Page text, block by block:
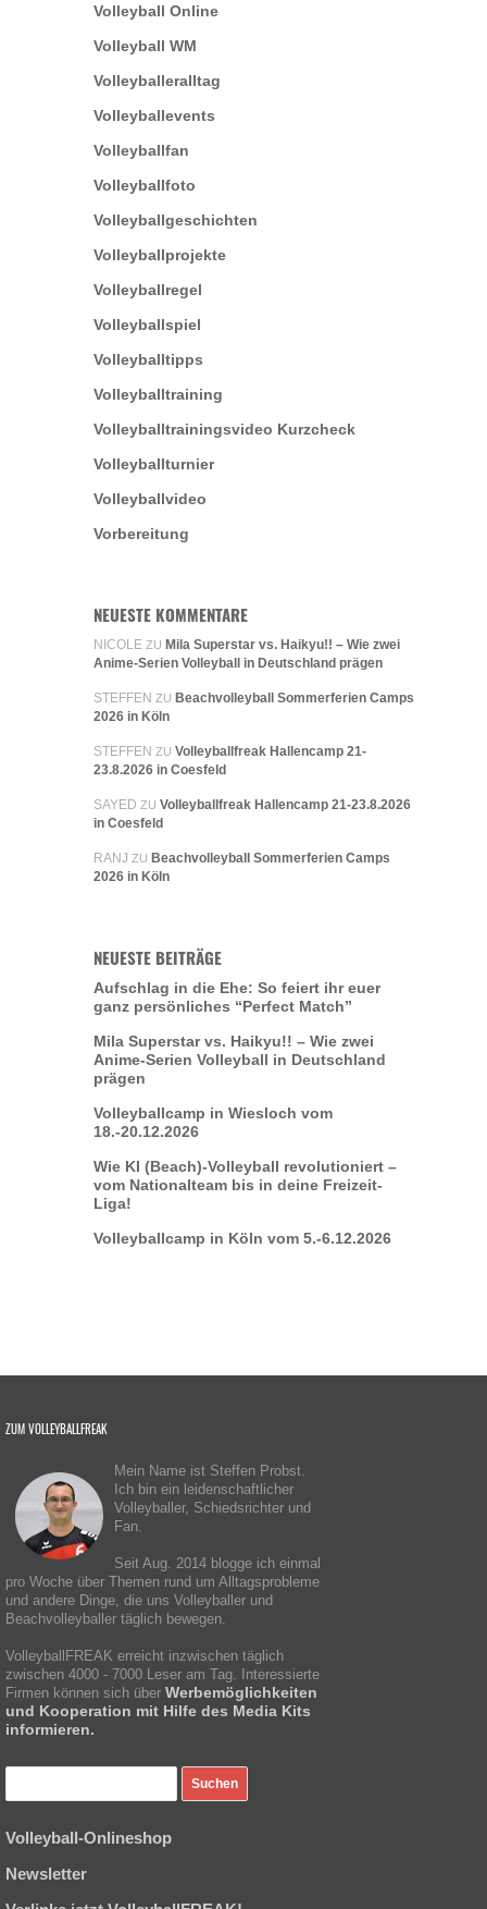
Volleyball Online
Volleyball WM
Volleyballeralltag
Volleyballevents
Volleyballfan
Volleyballfoto
Volleyballgeschichten
Volleyballprojekte
Volleyballregel
Volleyballspiel
Volleyballtipps
Volleyballtraining
Volleyballtrainingsvideo Kurzcheck
Volleyballturnier
Volleyballvideo
Vorbereitung
NEUESTE KOMMENTARE
NICOLE ZU Mila Superstar vs. Haikyu!! – Wie zwei
Anime-Serien Volleyball in Deutschland prägen
STEFFEN ZU Beachvolleyball Sommerferien Camps
2026 in Köln
STEFFEN ZU Volleyballfreak Hallencamp 21-
23.8.2026 in Coesfeld
SAYED ZU Volleyballfreak Hallencamp 21-23.8.2026
in Coesfeld
RANJ ZU Beachvolleyball Sommerferien Camps
2026 in Köln
NEUESTE BEITRÄGE
Aufschlag in die Ehe: So feiert ihr euer
ganz persönliches “Perfect Match”
Mila Superstar vs. Haikyu!! – Wie zwei
Anime-Serien Volleyball in Deutschland
prägen
Volleyballcamp in Wiesloch vom
18.-20.12.2026
Wie KI (Beach)-Volleyball revolutioniert –
vom Nationalteam bis in deine Freizeit-
Liga!
Volleyballcamp in Köln vom 5.-6.12.2026
ZUM VOLLEYBALLFREAK
Mein Name ist Steffen Probst.
Ich bin ein leidenschaftlicher
Volleyballer, Schiedsrichter und
Fan.
Seit Aug. 2014 blogge ich einmal
pro Woche über Themen rund um Alltagsprobleme
und andere Dinge, die uns Volleyballer und
Beachvolleyballer täglich bewegen.
VolleyballFREAK erreicht inzwischen täglich
zwischen 4000 - 7000 Leser am Tag. Interessierte
Firmen können sich über Werbemöglichkeiten
und Kooperation mit Hilfe des Media Kits
informieren.
Volleyball-Onlineshop
Newsletter